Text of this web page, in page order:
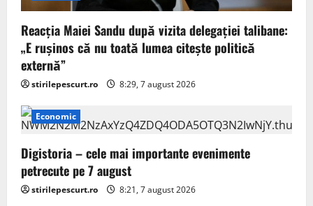
Reacția Maiei Sandu după vizita delegaţiei talibane:
„E ruşinos că nu toată lumea citeşte politică
externă”
stirilepescurt.ro 8:29, 7 august 2026
Economic
Digistoria – cele mai importante evenimente
petrecute pe 7 august
stirilepescurt.ro 8:21, 7 august 2026